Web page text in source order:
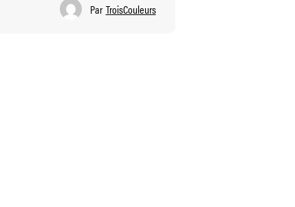
Par TroisCouleurs